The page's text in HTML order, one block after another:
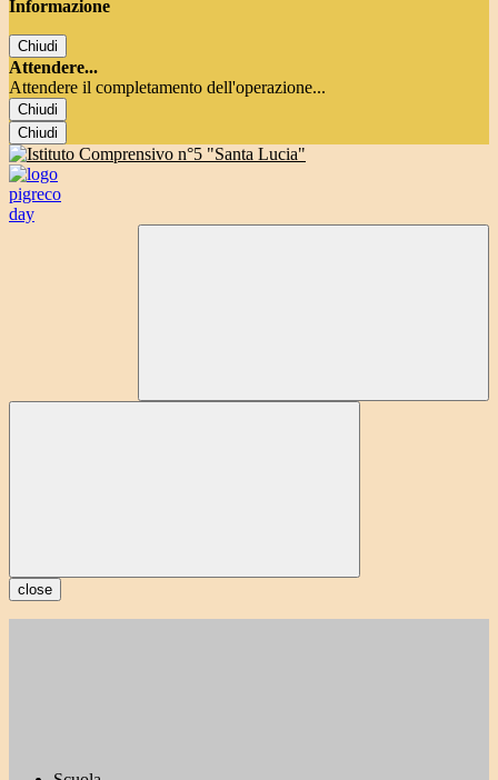
Informazione
Chiudi
Attendere...
Attendere il completamento dell'operazione...
Chiudi
Chiudi
close